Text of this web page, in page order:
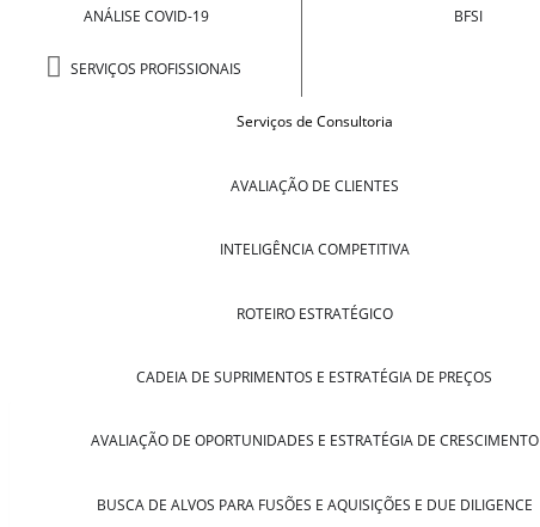
ANÁLISE COVID-19
SERVIÇOS PROFISSIONAIS
BFSI
Serviços de Consultoria
AVALIAÇÃO DE CLIENTES
INTELIGÊNCIA COMPETITIVA
ROTEIRO ESTRATÉGICO
CADEIA DE SUPRIMENTOS E ESTRATÉGIA DE PREÇOS
AVALIAÇÃO DE OPORTUNIDADES E ESTRATÉGIA DE CRESCIMENTO
BUSCA DE ALVOS PARA FUSÕES E AQUISIÇÕES E DUE DILIGENCE